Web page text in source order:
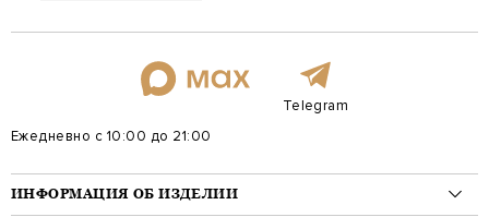
Telegram
Ежедневно с 10:00 до 21:00
ИНФОРМАЦИЯ ОБ ИЗДЕЛИИ